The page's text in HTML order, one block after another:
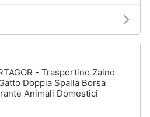
- Trasportino Zaino
Doppia Spalla Borsa
Animali Domestici